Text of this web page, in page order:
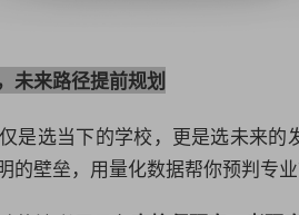
未来路径提前规划
是选当下的学校，更是选未来的
的壁垒，用量化数据帮你预判专业